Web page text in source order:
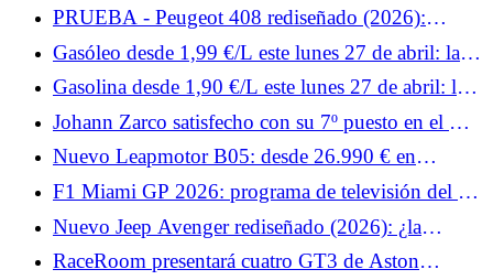
todo el catálogo.
PRUEBA - Peugeot 408 rediseñado (2026):
nuestro veredicto al volante... Rechazado por los
clientes, el Peugeot 408 aprovecha el inevitable
lavado de cara a mitad de carrera para... Prueba
lunes 27 de abril de 2026
Gasóleo desde 1,99 €/L este lunes 27 de abril: las
estaciones más baratas para repostar gasóleo
Gasolina desde 1,90 €/L este lunes 27 de abril: las
estaciones más baratas para repostar SP95-E10
Johann Zarco satisfecho con su 7º puesto en el GP
de España de MotoGP 2026: “Un resultado
positivo”
Nuevo Leapmotor B05: desde 26.990 € en
Europa, la berlina eléctrica compacta es fuerte
F1 Miami GP 2026: programa de televisión del fin
de semana y horarios para Francia
Nuevo Jeep Avenger rediseñado (2026): ¿la
parrilla iluminada como principal cambio del SUV
urbano?
RaceRoom presentará cuatro GT3 de Aston